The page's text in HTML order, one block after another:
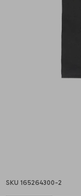
165264300-2